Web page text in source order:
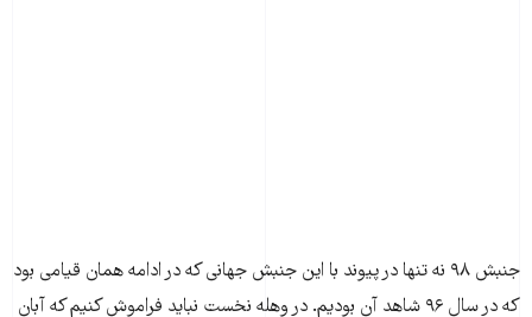
جنبش ۹۸ نه تنها در پیوند با این جنبش جهانی که در ادامه همان قیامی بود
که در سال ۹۶ شاهد آن بودیم. در وهله نخست نباید فراموش کنیم که آبان